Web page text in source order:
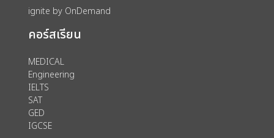
ignite by OnDemand
คอร์สเรียน
MEDICAL
Engineering
IELTS
SAT
GED
IGCSE